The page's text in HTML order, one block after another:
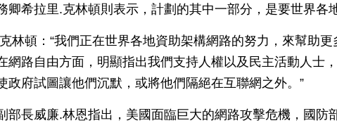
卿希拉里.克林頓則表示，計劃的其中一部分，是要世界各
林頓：“我們正在世界各地資助架構網路的努力，來幫助
網路自由方面，明顯指出我們支持人權以及民主活動人士
政府試圖讓他們沉默，或將他們隔絕在互聯網之外。”
部長威廉.林恩指出，美國面臨巨大的網路攻擊危機，國防